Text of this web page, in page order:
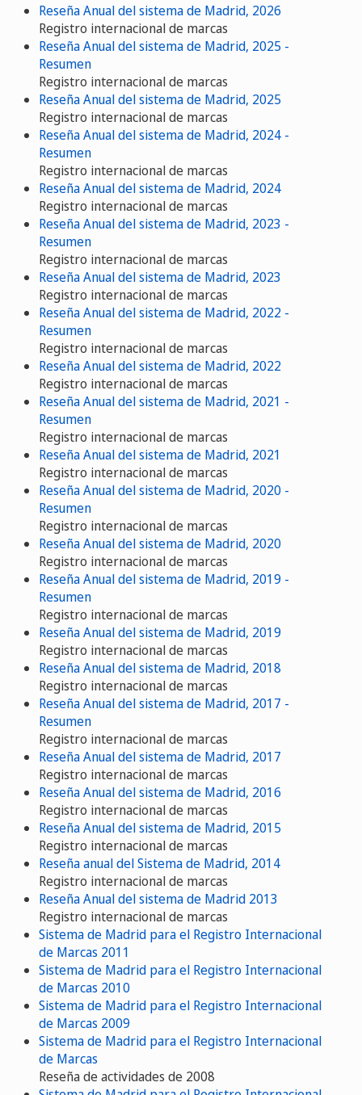
Reseña Anual del sistema de Madrid, 2026
Registro internacional de marcas
Reseña Anual del sistema de Madrid, 2025 -
Resumen
Registro internacional de marcas
Reseña Anual del sistema de Madrid, 2025
Registro internacional de marcas
Reseña Anual del sistema de Madrid, 2024 -
Resumen
Registro internacional de marcas
Reseña Anual del sistema de Madrid, 2024
Registro internacional de marcas
Reseña Anual del sistema de Madrid, 2023 -
Resumen
Registro internacional de marcas
Reseña Anual del sistema de Madrid, 2023
Registro internacional de marcas
Reseña Anual del sistema de Madrid, 2022 -
Resumen
Registro internacional de marcas
Reseña Anual del sistema de Madrid, 2022
Registro internacional de marcas
Reseña Anual del sistema de Madrid, 2021 -
Resumen
Registro internacional de marcas
Reseña Anual del sistema de Madrid, 2021
Registro internacional de marcas
Reseña Anual del sistema de Madrid, 2020 -
Resumen
Registro internacional de marcas
Reseña Anual del sistema de Madrid, 2020
Registro internacional de marcas
Reseña Anual del sistema de Madrid, 2019 -
Resumen
Registro internacional de marcas
Reseña Anual del sistema de Madrid, 2019
Registro internacional de marcas
Reseña Anual del sistema de Madrid, 2018
Registro internacional de marcas
Reseña Anual del sistema de Madrid, 2017 -
Resumen
Registro internacional de marcas
Reseña Anual del sistema de Madrid, 2017
Registro internacional de marcas
Reseña Anual del sistema de Madrid, 2016
Registro internacional de marcas
Reseña Anual del sistema de Madrid, 2015
Registro internacional de marcas
Reseña anual del Sistema de Madrid, 2014
Registro internacional de marcas
Reseña Anual del sistema de Madrid 2013
Registro internacional de marcas
Sistema de Madrid para el Registro Internacional
de Marcas 2011
Sistema de Madrid para el Registro Internacional
de Marcas 2010
Sistema de Madrid para el Registro Internacional
de Marcas 2009
Sistema de Madrid para el Registro Internacional
de Marcas
Reseña de actividades de 2008